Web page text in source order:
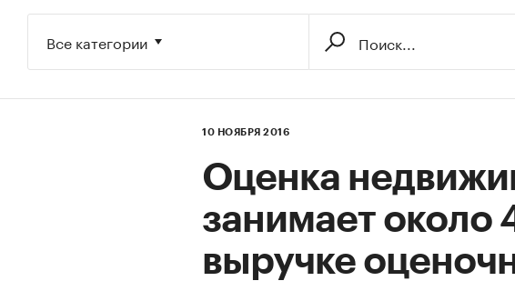
Все категории
10 НОЯБРЯ 2016
Оценка
занимает около
выручке